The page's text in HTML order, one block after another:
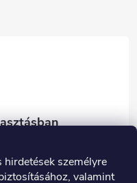
hirdetések személyre
valamint